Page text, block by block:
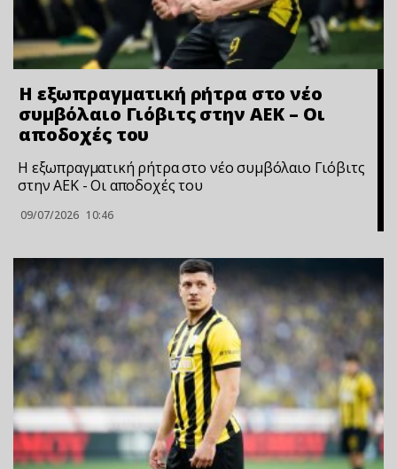
Η εξωπραγματική ρήτρα στο νέο
συμβόλαιο Γιόβιτς στην ΑΕΚ – Οι
αποδοχές του
Η εξωπραγματική ρήτρα στο νέο συμβόλαιο Γιόβιτς
στην ΑΕΚ - Οι αποδοχές του
09/07/2026 10:46